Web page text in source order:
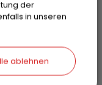
aus. Wir
der
in unseren
ablehnen